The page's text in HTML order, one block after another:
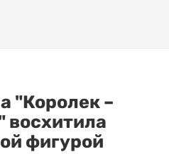
"Королек –
восхитила
фигурой